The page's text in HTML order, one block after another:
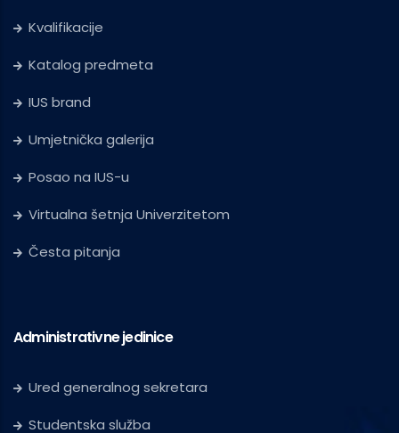
Kvalifikacije
Katalog predmeta
IUS brand
Umjetnička galerija
Posao na IUS-u
Virtualna šetnja Univerzitetom
Česta pitanja
Administrativne jedinice
Ured generalnog sekretara
Studentska služba